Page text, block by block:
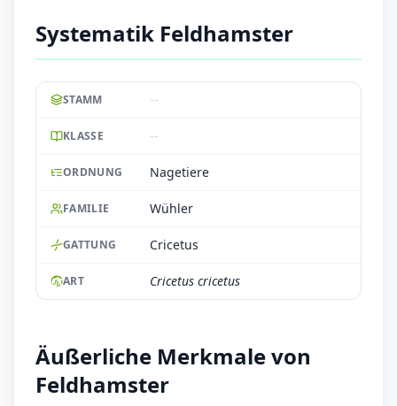
Systematik Feldhamster
STAMM --
KLASSE --
ORDNUNG Nagetiere
FAMILIE Wühler
GATTUNG Cricetus
ART Cricetus cricetus
Äußerliche Merkmale von
Feldhamster